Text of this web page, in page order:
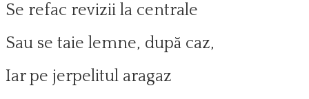
Se refac revizii la centrale
Sau se taie lemne, după caz,
Iar pe jerpelitul aragaz